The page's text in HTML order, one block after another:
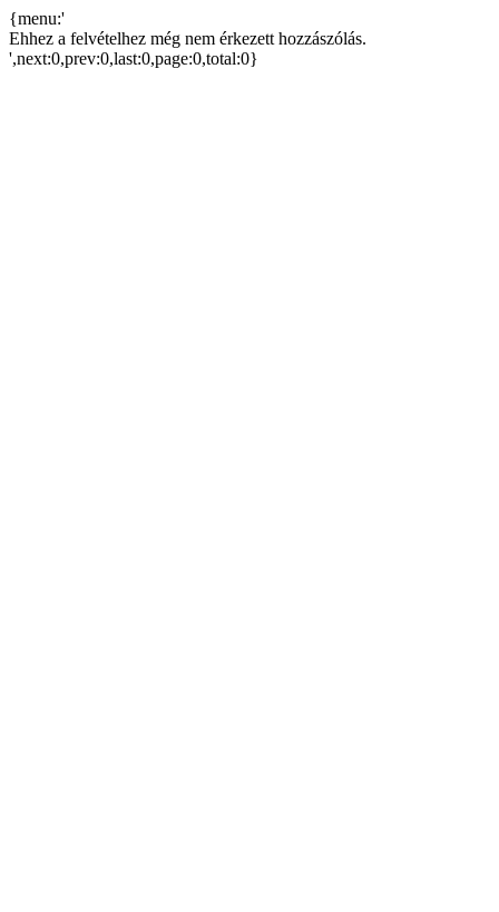
{menu:'
Ehhez a felvételhez még nem érkezett hozzászólás.
',next:0,prev:0,last:0,page:0,total:0}